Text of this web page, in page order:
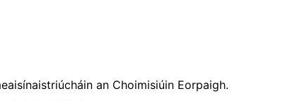
an Choimisiúin Eorpaigh.